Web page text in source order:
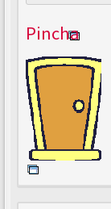
Pincha